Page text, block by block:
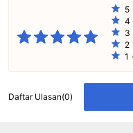
5
4
3
2
1
Daftar Ulasan(0)